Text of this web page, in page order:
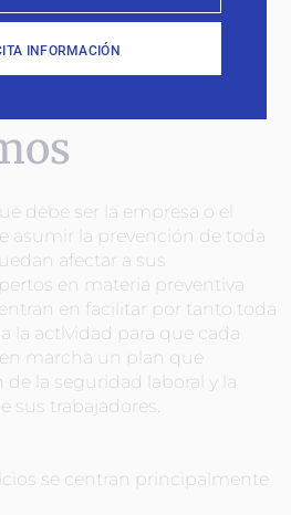
y
debe ser la empresa o el
asumir la prevención de toda
afectar a sus
en materia preventiva
en facilitar por tanto toda
la actividad para que cada
marcha un plan que
la seguridad laboral y la
sus trabajadores.
se centran principalmente
INFORMACIÓN